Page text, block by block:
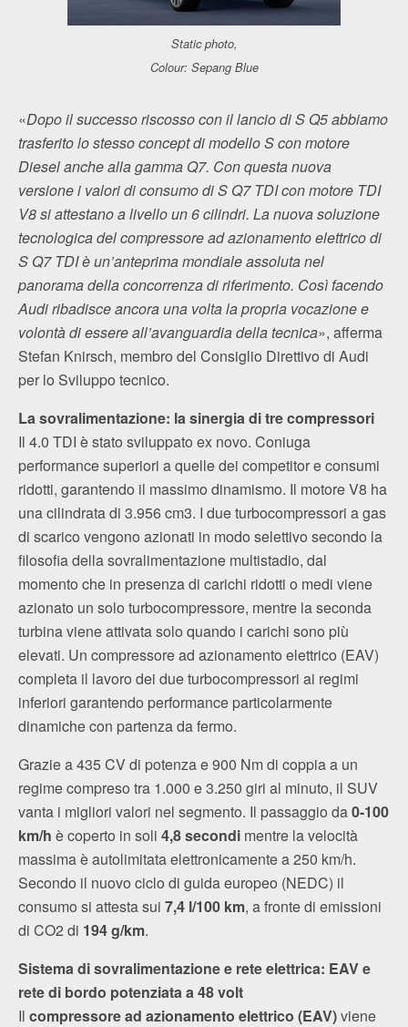
Static photo,
Colour: Sepang Blue
«Dopo il successo riscosso con il lancio di S Q5 abbiamo
trasferito lo stesso concept di modello S con motore
Diesel anche alla gamma Q7. Con questa nuova
versione i valori di consumo di S Q7 TDI con motore TDI
V8 si attestano a livello un 6 cilindri. La nuova soluzione
tecnologica del compressore ad azionamento elettrico di
S Q7 TDI è un’anteprima mondiale assoluta nel
panorama della concorrenza di riferimento. Così facendo
Audi ribadisce ancora una volta la propria vocazione e
volontà di essere all’avanguardia della tecnica», afferma
Stefan Knirsch, membro del Consiglio Direttivo di Audi
per lo Sviluppo tecnico.
La sovralimentazione: la sinergia di tre compressori
Il 4.0 TDI è stato sviluppato ex novo. Coniuga
performance superiori a quelle dei competitor e consumi
ridotti, garantendo il massimo dinamismo. Il motore V8 ha
una cilindrata di 3.956 cm3. I due turbocompressori a gas
di scarico vengono azionati in modo selettivo secondo la
filosofia della sovralimentazione multistadio, dal
momento che in presenza di carichi ridotti o medi viene
azionato un solo turbocompressore, mentre la seconda
turbina viene attivata solo quando i carichi sono più
elevati. Un compressore ad azionamento elettrico (EAV)
completa il lavoro dei due turbocompressori ai regimi
inferiori garantendo performance particolarmente
dinamiche con partenza da fermo.
Grazie a 435 CV di potenza e 900 Nm di coppia a un
regime compreso tra 1.000 e 3.250 giri al minuto, il SUV
vanta i migliori valori nel segmento. Il passaggio da0-100
km/h è coperto in soli 4,8 secondi mentre la velocità
massima è autolimitata elettronicamente a 250 km/h.
Secondo il nuovo ciclo di guida europeo (NEDC) il
consumo si attesta sui 7,4 l/100 km, a fronte di emissioni
di CO2 di 194 g/km.
Sistema di sovralimentazione e rete elettrica: EAV e
rete di bordo potenziata a 48 volt
Il compressore ad azionamento elettrico (EAV)viene